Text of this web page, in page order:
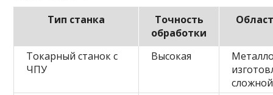
Тип станка
Точность
обработки
Токарный станок с
ЧПУ
Высокая